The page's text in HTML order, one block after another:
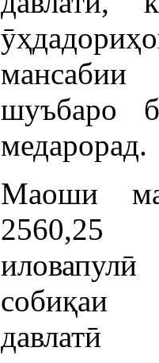
шуъбаро
медарорад.
Маоши
2560,25
собиқаи